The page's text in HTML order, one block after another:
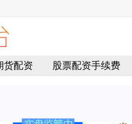
货配资 股票配资手续费